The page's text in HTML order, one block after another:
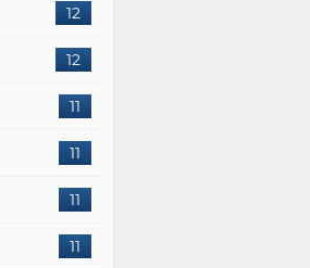
12
12
11
11
11
11